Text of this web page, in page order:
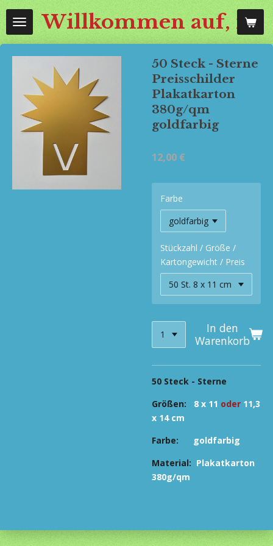
Zum
HauptinhaltWillkommen auf,
50 Steck - Sterne
Preisschilder
Plakatkarton
380g/qm
goldfarbig
12,00 €
Farbe
Stückzahl / Größe /
Kartongewicht / Preis
In den
Warenkorb
50 Steck - Sterne
Größen:
8 x 11 oder 11,3
x 14 cm
Farbe:
goldfarbig
Material: Plakatkarton
380g/qm